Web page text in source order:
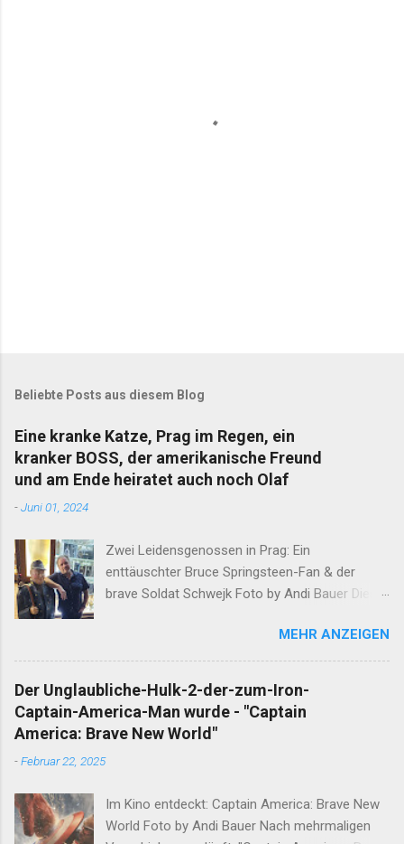
Beliebte Posts aus diesem Blog
Eine kranke Katze, Prag im Regen, ein
kranker BOSS, der amerikanische Freund
und am Ende heiratet auch noch Olaf
-Juni 01, 2024
Zwei Leidensgenossen in Prag: Ein
enttäuschter Bruce Springsteen-Fan & der
brave Soldat Schwejk Foto by Andi Bauer Dieser
lange abgeschlossen. Unfassbare Ereignisse
innerhalb einer Woche verlangen jedoch eine
neuerliche Öffnung. Ergänzend darf erwähnt
werden, dass Alan am Ende dieser
Wahnsinnswoche seine Frau Mutter anrief. Er
eingekriegt hat, sagte Sie den entscheidenden
Satz: "Das musst du aufschreiben" Nun, ein
MEHR ANZEIGEN
Der Unglaubliche-Hulk-2-der-zum-Iron-
Captain-America-Man wurde - "Captain
America: Brave New World"
-Februar 22, 2025
Im Kino entdeckt: Captain America: Brave New
World Foto by Andi Bauer Nach mehrmaligen